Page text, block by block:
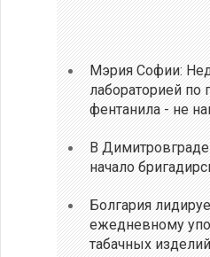
Мэрия Софии:
лабораторией по
фентанила - не
В
начало
Болгария
ежедневному
табачных